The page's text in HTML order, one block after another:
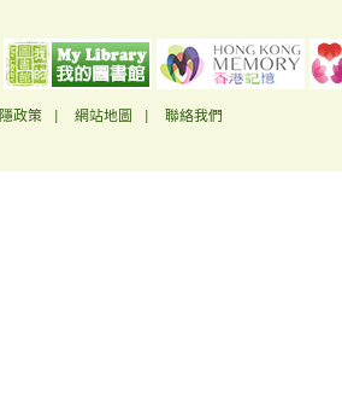
政策 網站地圖 聯絡我們